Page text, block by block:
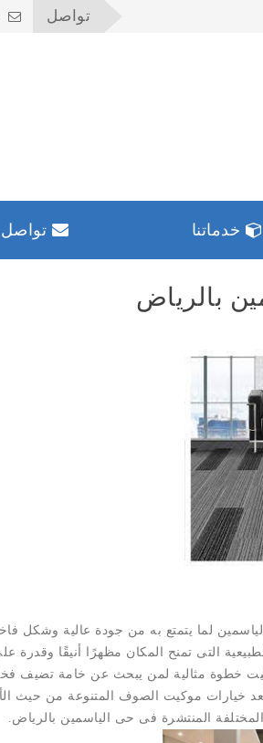
تواصل
خدماتنا تواصل
بالرياض
لما يتمتع به من جودة عالية وشكل
التى تمنح المكان مظهرًا أنيقًا وقدرة
خطوة مثالية لمن يبحث عن خامة تضيف
خيارات موكيت الصوف المتنوعة من حيث
المنتشرة فى حى الياسمين بالرياض.